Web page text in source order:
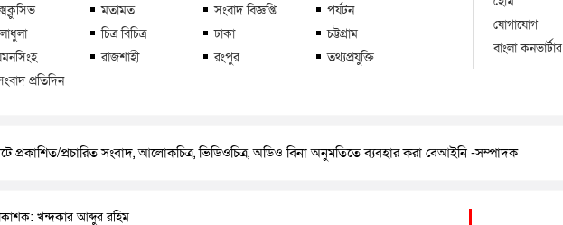
মতামত সংবাদ বিজ্ঞপ্তি
পর্যটন
চিত্র বিচিত্র ঢাকা
চট্টগ্রাম
রাজশাহী রংপুর
তথ্যপ্রযুক্তি
প্রতিদিন
যোগাযোগ
বাংলা কনভার্টার
প্রকাশিত/প্রচারিত সংবাদ, আলোকচিত্র, ভিডিওচিত্র, অডিও বিনা অনুমতিতে ব্যবহার করা বেআইনি -সম্পাদক
খন্দকার আব্দুর রহিম